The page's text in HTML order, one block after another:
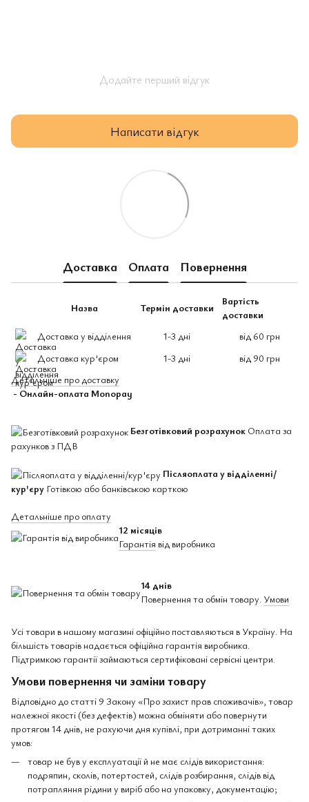
Додайте перший відгук
Написати відгук
Доставка Оплата Повернення
Назва Термін доставки
Вартість
доставки
Доставка у відділення
1-3 дні
від 60 грн
Доставка кур'єром
1-3 дні
від 90 грн
Детальніше про доставку
- Онлайн-оплата Monopay
Безготівковий розрахунок Оплата за
рахунков з ПДВ
Післяоплата у відділенні/
кур'єру Готівкою або банківською карткою
Детальніше про оплату
12 місяців
Гарантія від виробника
14 днів
Повернення та обмін товару. Умови
Усі товари в нашому магазині офіційно поставляються в Україну. На
більшість товарів надається офіційна гарантія виробника.
Підтримкою гарантії займаються сертифіковані сервісні центри.
Умови повернення чи заміни товару
Відповідно до статті 9 Закону «Про захист прав споживачів», товар
належної якості (без дефектів) можна обміняти або повернути
протягом 14 днів, не рахуючи дня купівлі, при дотриманні таких
умов:
товар не був у експлуатації й не має слідів використання:
подряпин, сколів, потертостей, слідів розбирання, слідів від
потрапляння рідини у виріб або на упаковку, документацію;